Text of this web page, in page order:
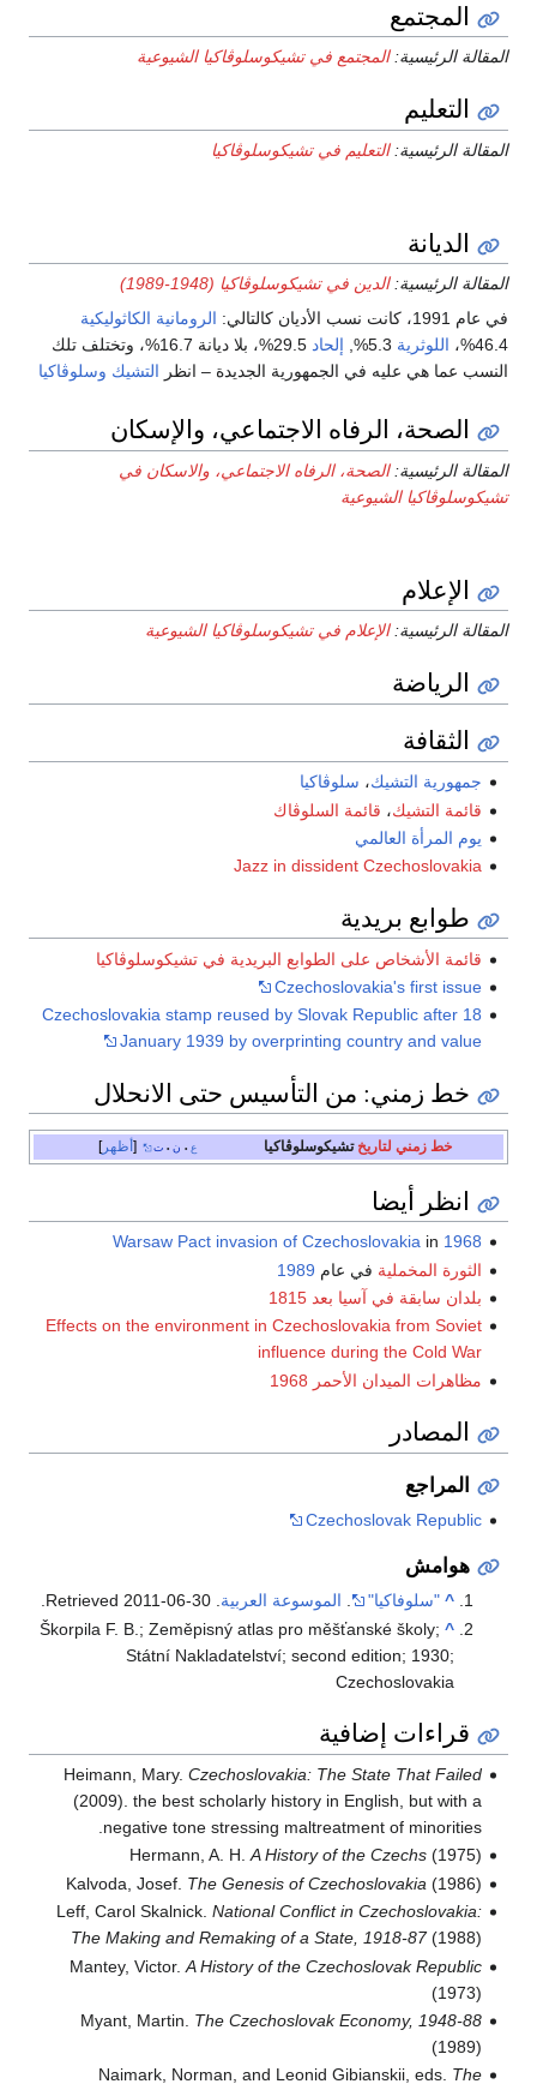
المجتمع
المقالة الرئيسية:المجتمع في تشيكوسلوڤاكيا الشيوعية
التعليم
المقالة الرئيسية:التعليم في تشيكوسلوڤاكيا
الديانة
المقالة الرئيسية:الدين في تشيكوسلوڤاكيا (1948-1989)
في عام 1991، كانت نسب الأديان كالتالي:
الرومانية الكاثوليكية
46.4%،
اللوثرية إلحاد
29.5%، بلا ديانة 16.7%، وتختلف تلك
النسب عما هي عليه في الجمهورية الجديدة – انظر التشيك وسلوڤاكيا
الصحة، الرفاه الاجتماعي، والإسكان
المقالة الرئيسية:الصحة، الرفاه الاجتماعي، والاسكان في
تشيكوسلوڤاكيا الشيوعية
الإعلام
المقالة الرئيسية:الإعلام في تشيكوسلوڤاكيا الشيوعية
الرياضة
الثقافة
جمهورية التشيك، سلوڤاكيا
قائمة التشيك، قائمة السلوڤاك
يوم المرأة العالمي
Jazz in dissident Czechoslovakia
طوابع بريدية
قائمة الأشخاص على الطوابع البريدية في تشيكوسلوڤاكيا
Czechoslovakia's first issue
Czechoslovakia stamp reused by Slovak Republic after 18
January 1939 by overprinting country and value
خط زمني: من التأسيس حتى الانحلال
أظهر ع • ن • ت خط زمني لتاريخ تشيكوسلوڤاكيا
انظر أيضا
Warsaw Pact invasion of Czechoslovakiain 1968
الثورة المخملية في عام 1989
بلدان سابقة في آسيا بعد 1815
Effects on the environment in Czechoslovakia from Soviet
influence during the Cold War
مظاهرات الميدان الأحمر 1968
المصادر
المراجع
Czechoslovak Republic
هوامش
^ "سلوفاكيا" . الموسوعة العربية. Retrieved
2011-06-30
.
^
Škorpila F. B.; Zeměpisný atlas pro měšťanské školy;
Státní Nakladatelství; second edition; 1930;
Czechoslovakia
قراءات إضافية
Heimann, Mary. Czechoslovakia: The State That Failed
(2009). the best scholarly history in English, but with a
negative tone stressing maltreatment of minorities.
Hermann, A. H.A History of the Czechs(1975)
Kalvoda, Josef. The Genesis of Czechoslovakia (1986)
Leff, Carol Skalnick. National Conflict in Czechoslovakia:
The Making and Remaking of a State, 1918-87(1988)
Mantey, Victor. A History of the Czechoslovak Republic
(1973)
Myant, Martin. The Czechoslovak Economy, 1948-88
(1989)
Naimark, Norman, and Leonid Gibianskii, eds. The